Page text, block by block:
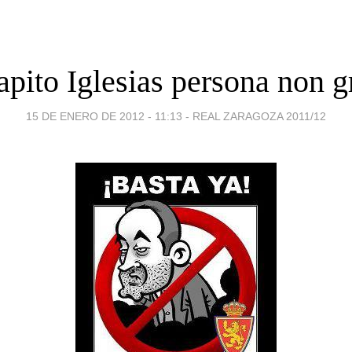
Iglesias persona non
15 DE ENERO DE 2012 - 11:13 - REAL ZARAGOZA 2011/12